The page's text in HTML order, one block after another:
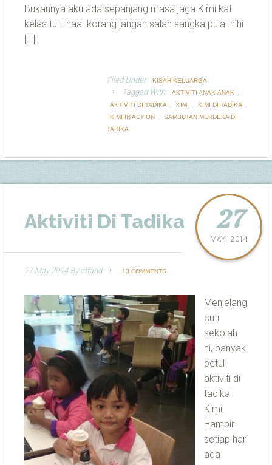
Bukannya aku ada sepanjang masa jaga Kimi kat
kelas tu..! haa..korang jangan salah sangka pula..hihi
[…]
Filed Under: KISAH KELUARGA
Tagged With: AKTIVITI ANAK-ANAK ,
AKTIVITI DI TADIKA , KIMI , KIMI DI TADIKA ,
KIMI IN ACTION ,
SAMBUTAN MERDEKA DI
TADIKA
Aktiviti Di Tadika 27
MAY | 2014
27 May 2014Byctfand 13 COMMENTS
Menjelang
cuti
sekolah
ni, banyak
betul
aktiviti di
tadika
Kimi.
Hampir
setiap hari
ada